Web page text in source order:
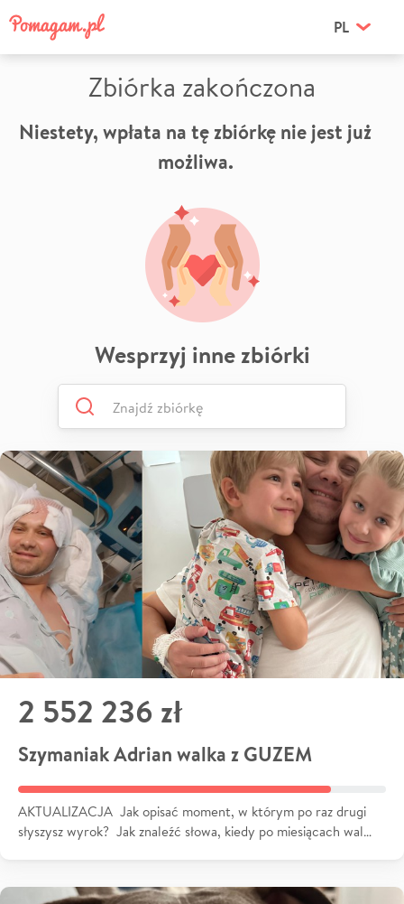
PL
Zbiórka zakończona
Niestety, wpłata na tę zbiórkę nie jest już
możliwa.
Wesprzyj inne zbiórki
2 552 236 zł
Szymaniak Adrian walka z GUZEM
AKTUALIZACJA Jak opisać moment, w którym po raz drugi
słyszysz wyrok? Jak znaleźć słowa, kiedy po miesiącach wal…